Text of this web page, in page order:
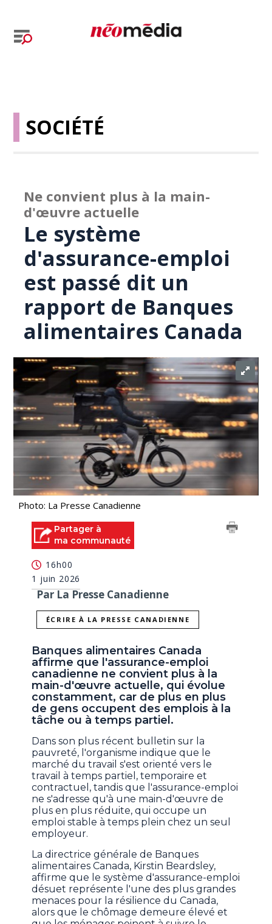
SOCIÉTÉ
Ne convient plus à la main-
d'œuvre actuelle
Le système
d'assurance-emploi
est passé dit un
rapport de Banques
alimentaires Canada
Photo: La Presse Canadienne
Partager à
ma communauté
16h00
1 juin 2026
Par La Presse Canadienne
ÉCRIRE À LA PRESSE CANADIENNE
Banques alimentaires Canada
affirme que l'assurance-emploi
canadienne ne convient plus à la
main-d'œuvre actuelle, qui évolue
constamment, car de plus en plus
de gens occupent des emplois à la
tâche ou à temps partiel.
Dans son plus récent bulletin sur la
pauvreté, l'organisme indique que le
marché du travail s'est orienté vers le
travail à temps partiel, temporaire et
contractuel, tandis que l'assurance-emploi
ne s'adresse qu'à une main-d'œuvre de
plus en plus réduite, qui occupe un
emploi stable à temps plein chez un seul
employeur.
La directrice générale de Banques
alimentaires Canada, Kirstin Beardsley,
affirme que le système d'assurance-emploi
désuet représente l'une des plus grandes
menaces pour la résilience du Canada,
alors que le chômage demeure élevé et